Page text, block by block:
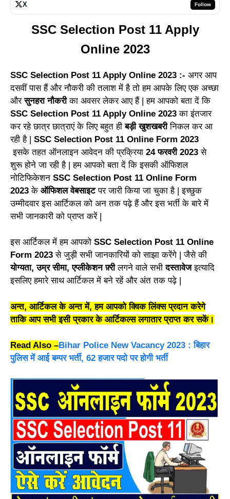
X Follow
SSC Selection Post 11 Apply
Online 2023
SSC Selection Post 11 Apply Online 2023 :- अगर आप
दसवीं पास हैं और नौकरी की तलाश में है तो हम आपके लिए एक अच्छा
औरसुनहरा नौकरीका अवसर लेकर आए हैं | हम आपको बता दें कि
SSC Selection Post 11 Apply Online 2023 का इंतजार
कर रहे छात्र छात्राएं के लिए बहुत हीबड़ी खुशखबरीनिकल कर आ
रही है | SSC Selection Post 11 Online Form 2023
इसके तहत ऑनलाइन आवेदन की प्रक्रिया 24 फरवरी 2023 से
शुरू होने जा रही है | हम आपको बता दें कि इसकी ऑफिशल
नोटिफिकेशन SSC Selection Post 11 Online Form
2023 के ऑफिशल वेबसाइटपर जारी किया जा चुका है | इच्छुक
उम्मीदवार इस आर्टिकल को अन तक पढ़े हैं और इस भर्ती के बारे में
सभी जानकारी को प्राप्त करें |
इस आर्टिकल में हम आपको SSC Selection Post 11 Online
Form 2023 से जुड़ी सभी जानकारियों को साझा करेंगे | जैसे की
योग्यता, उम्र सीमा, एप्लीकेशन फ़्रीलगने वाले सभी दस्तावेजइत्यादि
इसलिए हमारे साथ आर्टिकल में बने रहें और अंत तक पढ़े |
अन्त, आर्टिकल के अन्त में, हम आपको क्विक लिंक्स प्रदान करेगे
ताकि आप सभी इसी प्रकार के आर्टिकल्स लगातार प्राप्त कर सकें।
Read Also –Bihar Police New Vacancy 2023 : बिहार
पुलिस में आई बम्पर भर्ती, 62 हजार पदो पर होगी भर्ती